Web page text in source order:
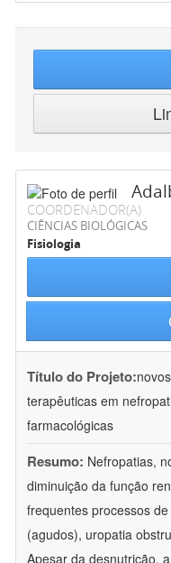
COORDENADOR(A)
CIÊNCIAS BIOLÓGICAS
Fisiologia
Título do Projeto:
terapêuticas em
farmacológicas
Resumo: Nefropatias,
diminuição da função
frequentes processos
(agudos), uropatia
Apesar da desnutrição,